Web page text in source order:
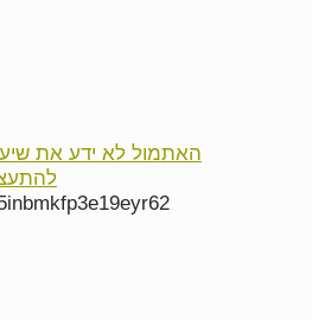
האתמול לא ידע את